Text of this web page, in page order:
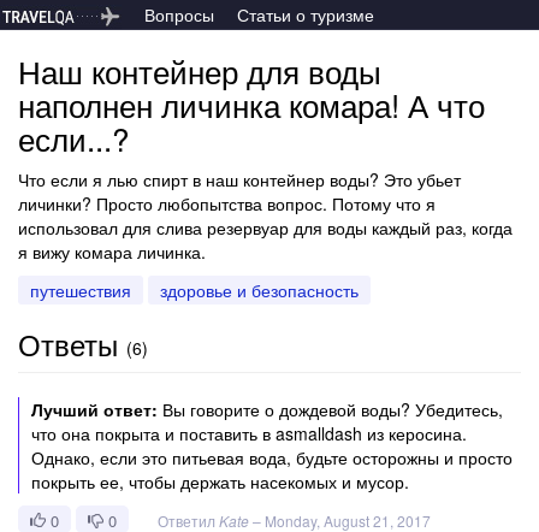
Вопросы Статьи о туризме
Наш контейнер для воды
наполнен личинка комара! А что
если...?
Что если я лью спирт в наш контейнер воды? Это убьет
личинки? Просто любопытства вопрос. Потому что я
использовал для слива резервуар для воды каждый раз, когда
я вижу комара личинка.
путешествия
здоровье и безопасность
Ответы (6)
Лучший ответ: Вы говорите о дождевой воды? Убедитесь,
что она покрыта и поставить в asmalldash из керосина.
Однако, если это питьевая вода, будьте осторожны и просто
покрыть ее, чтобы держать насекомых и мусор.
0 0 Ответил Kate– Monday, August 21, 2017